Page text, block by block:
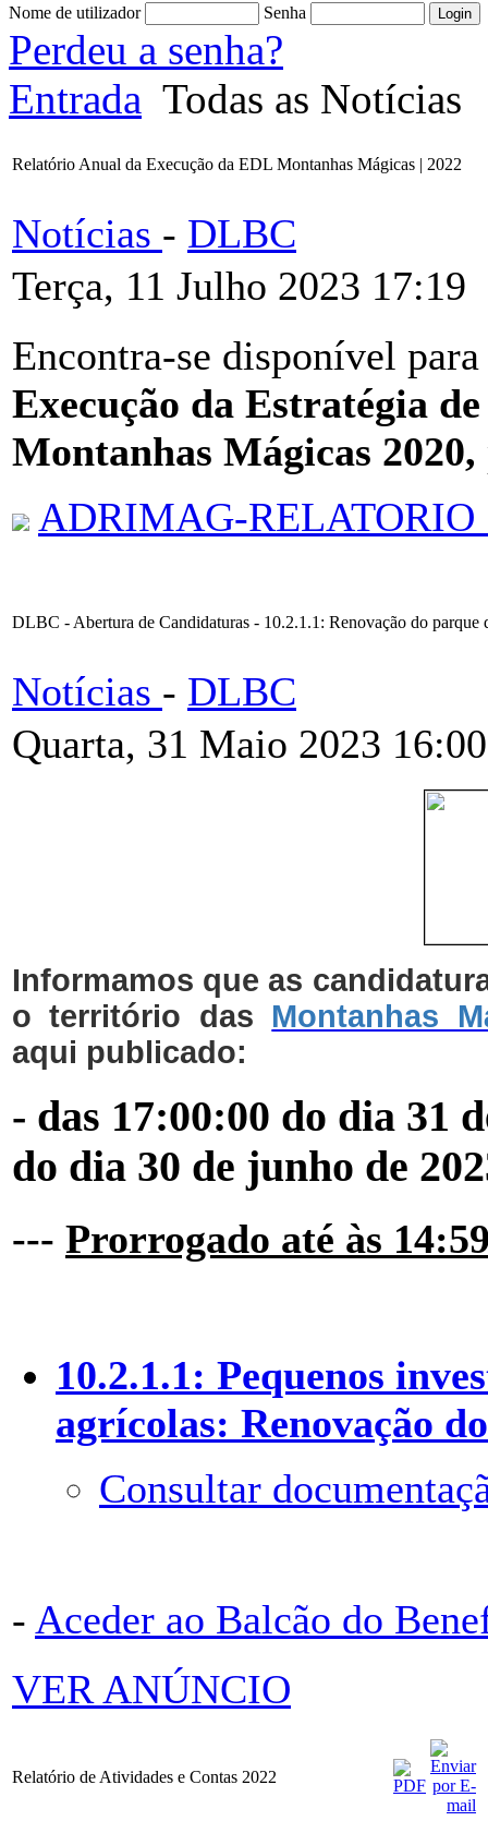
Nome de utilizador Senha
Perdeu a senha?
Entrada Todas as Notícias
Relatório Anual da Execução da EDL Montanhas Mágicas | 2022
Notícias - DLBC
Terça, 11 Julho 2023 17:19
Encontra-se disponível
Execução da Estratégia
Montanhas Mágicas 2020,
ADRIMAG-
DLBC - Abertura de Candidaturas - 10.2.1.1: Renovação do parque
Notícias - DLBC
Quarta, 31 Maio 2023 16:00
Informamos que as
o território das Montanhas
aqui publicado:
- das 17:00:00 do dia 31
do dia 30 de junho de
--- Prorrogado até às
10.2.1.1: Pequenos
agrícolas: Renovação
Consultar
- Aceder ao Balcão do
VER ANÚNCIO
Relatório de Atividades e Contas 2022